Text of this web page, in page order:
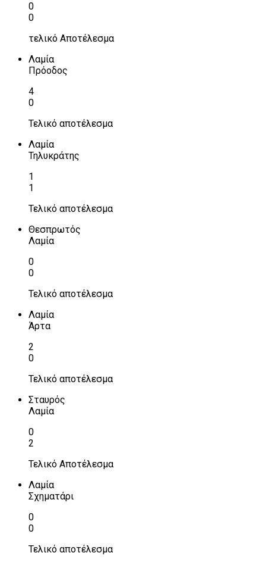
0
0
τελικό Αποτέλεσμα
Λαμία
Πρόοδος
4
0
Τελικό αποτέλεσμα
Λαμία
Τηλυκράτης
1
1
Τελικό αποτέλεσμα
Θεσπρωτός
Λαμία
0
0
Τελικό αποτέλεσμα
Λαμία
Άρτα
2
0
Τελικό αποτέλεσμα
Σταυρός
Λαμία
0
2
Τελικό Αποτέλεσμα
Λαμία
Σχηματάρι
0
0
Τελικό αποτέλεσμα